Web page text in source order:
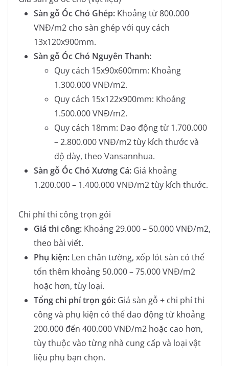
Sàn gỗ Óc Chó Ghép: Khoảng từ 800.000
VNĐ/m2 cho sàn ghép với quy cách
13x120x900mm.
Sàn gỗ Óc Chó Nguyên Thanh:
Quy cách 15x90x600mm: Khoảng
1.300.000 VNĐ/m2.
Quy cách 15x122x900mm: Khoảng
1.500.000 VNĐ/m2.
Quy cách 18mm: Dao động từ 1.700.000
– 2.800.000 VNĐ/m2 tùy kích thước và
độ dày, theo Vansannhua.
Sàn gỗ Óc Chó Xương Cá: Giá khoảng
1.200.000 – 1.400.000 VNĐ/m2 tùy kích thước.
Chi phí thi công trọn gói
Giá thi công: Khoảng 29.000 – 50.000 VNĐ/m2,
theo bài viết.
Phụ kiện: Len chân tường, xốp lót sàn có thể
tốn thêm khoảng 50.000 – 75.000 VNĐ/m2
hoặc hơn, tùy loại.
Tổng chi phí trọn gói: Giá sàn gỗ + chi phí thi
công và phụ kiện có thể dao động từ khoảng
200.000 đến 400.000 VNĐ/m2 hoặc cao hơn,
tùy thuộc vào từng nhà cung cấp và loại vật
liệu phụ bạn chọn.